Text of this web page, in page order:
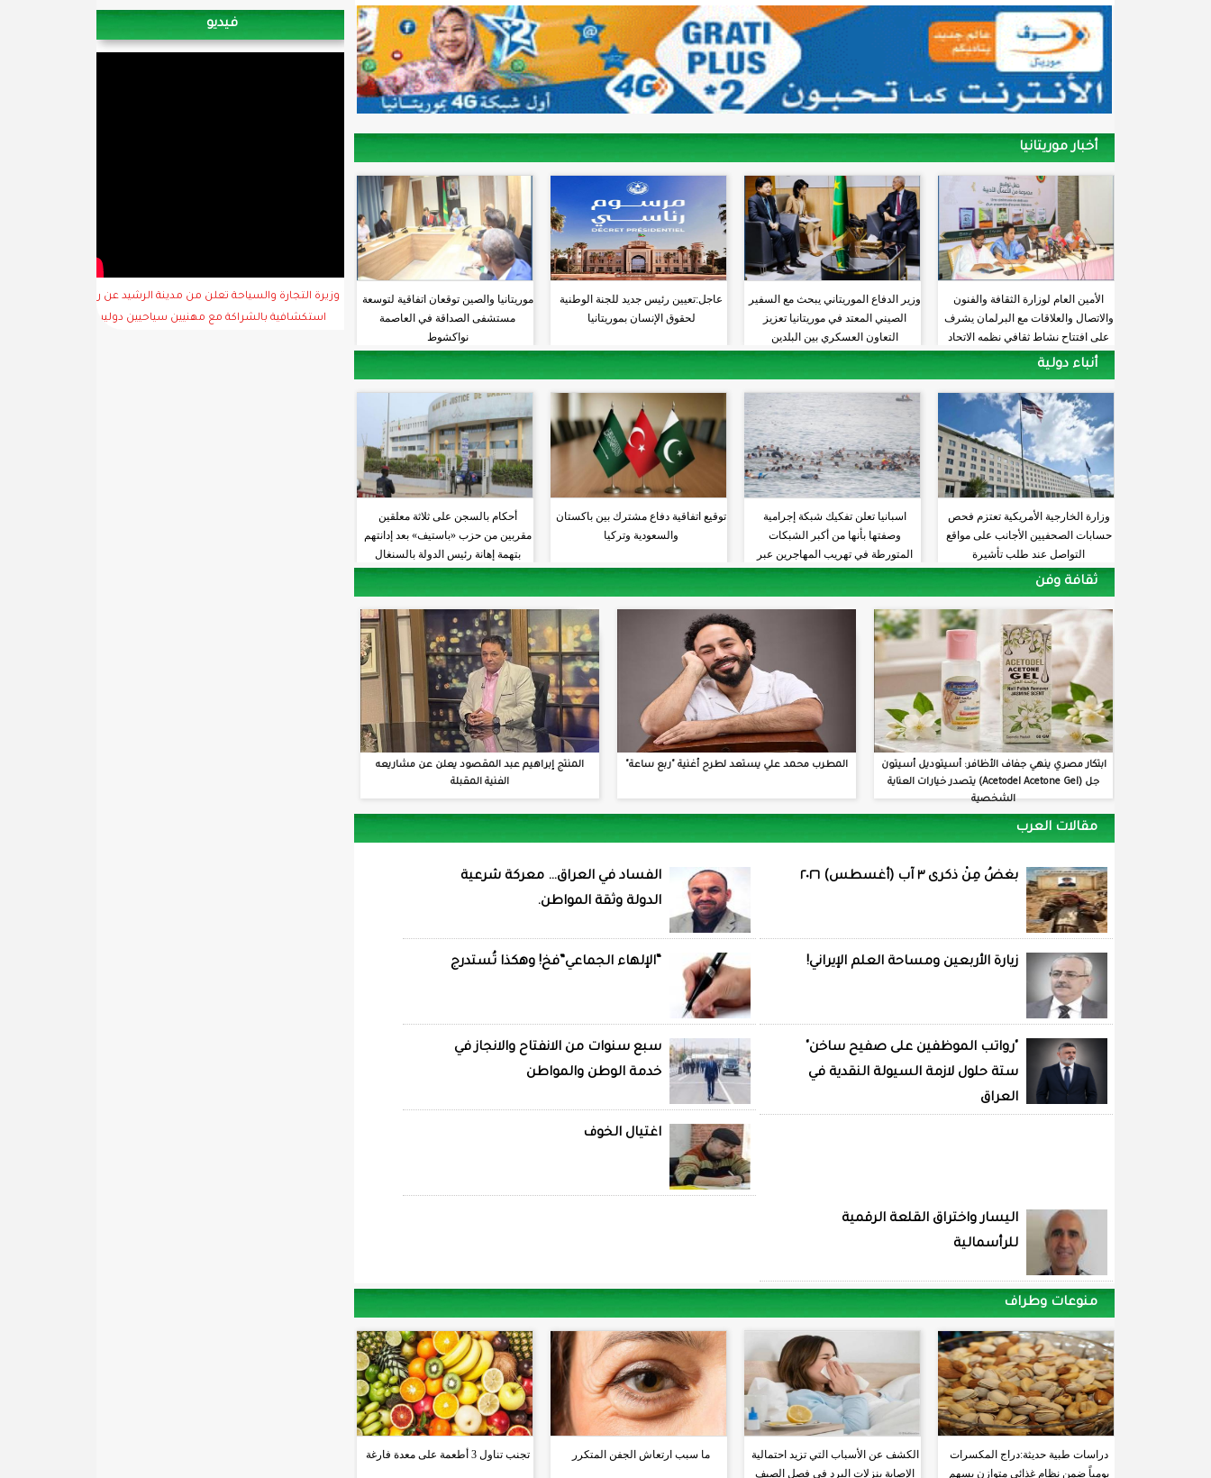
فيديو
وزيرة التجارة والسياحة تعلن من مدينة الرشيد عن رحلة
استكشافية بالشراكة مع مهنيين سياحيين دوليين
أخبار موريتانيا
الأمين العام لوزارة الثقافة والفنون
والاتصال والعلاقات مع البرلمان يشرف
على افتتاح نشاط ثقافي نظمه الاتحاد
الموريتاني للأدب الشعبي
وزير الدفاع الموريتاني يبحث مع السفير
الصيني المعتد في موريتانيا تعزيز
التعاون العسكري بين البلدين
عاجل:تعيين رئيس جديد للجنة الوطنية
لحقوق الإنسان بموريتانيا
موريتانيا والصين توقعان اتفاقية لتوسعة
مستشفى الصداقة في العاصمة
نواكشوط
أنباء دولية
وزارة الخارجية الأمريكية تعتزم فحص
حسابات الصحفيين الأجانب على مواقع
التواصل عند طلب تأشيرة
اسبانيا تعلن تفكيك شبكة إجرامية
وصفتها بأنها من أكبر الشبكات
المتورطة في تهريب المهاجرين عبر
البحر المتوسط
توقيع اتفاقية دفاع مشترك بين باكستان
والسعودية وتركيا
أحكام بالسجن على ثلاثة معلقين
مقربين من حزب «باستيف» بعد إدانتهم
بتهمة إهانة رئيس الدولة بالسنغال
ثقافة وفن
ابتكار مصري ينهي جفاف الأظافر: أسيتوديل أسيتون
جل (Acetodel Acetone Gel) يتصدر خيارات العناية
الشخصية
المطرب محمد علي يستعد لطرح أغنية "ربع ساعة"
المنتج إبراهيم عبد المقصود يعلن عن مشاريعه
الفنية المقبلة
مقالات العرب
بغضُ مِنْ ذكرى ٣ آب (أغسطس) ٢٠٢٦
الفساد في العراق… معركة شرعية
الدولة وثقة المواطن.
زيارة الأربعين ومساحة العلم الإيراني! “الإلهاء الجماعي”فخ! وهكذا تُستدرج
"رواتب الموظفين على صفيح ساخن"
ستة حلول لازمة السيولة النقدية في
العراق
سبع سنوات من الانفتاح والانجاز في
خدمة الوطن والمواطن
اغتيال الخوف
اليسار واختراق القلعة الرقمية
للرأسمالية
منوعات وطراف
دراسات طبية حديثة:دراج المكسرات
يومياً ضمن نظام غذائي متوازن يسهم
الكشف عن الأسباب التي تزيد احتمالية
الإصابة بنزلات البرد في فصل الصيف
ما سبب ارتعاش الجفن المتكرر تجنب تناول 3 أطعمة على معدة فارغة